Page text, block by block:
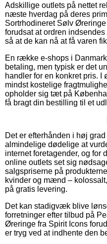
Adskillige outlets på nettet
næste hverdag på deres
Sortrhodineret Sølv
forudsat at ordren
så at de kan nå at få varen
En række e-shops i
betaling, men typisk er det
handler for en konkret pris.
mindst kostelige
opholder sig tæt på
få bragt din bestilling til et
Det er efterhånden i høj
almindelige dødelige at
internet foretagender, og for
online outlets set sig
salgspriserne på
kvinder og mænd –
på gratis levering.
Det kan stadigvæk blive
forretninger efter tilbud på
Øreringe fra Spirit Icons
er tryg ved at indhente den